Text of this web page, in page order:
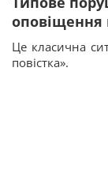
оповіщення
Це класична
повістка».